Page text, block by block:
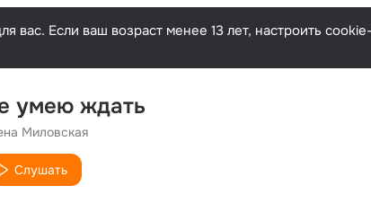
вас. Если ваш возраст менее 13 лет, настроить
умею ждать
Миловская
Слушать